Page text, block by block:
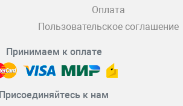
Оплата
Пользовательское соглашение
Принимаем к оплате
Присоединяйтесь к нам